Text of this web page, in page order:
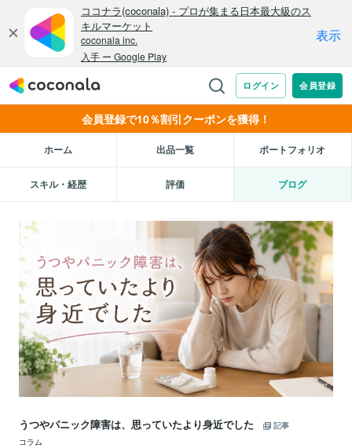
会員登録で10％割引クーポンを獲得！
ホーム 出品一覧 ポートフォリオ
スキル・経歴 評価 ブログ
うつやパニック障害は、思っていたより身近でした
記事
コラム